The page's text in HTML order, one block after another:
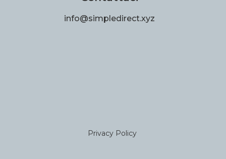
info@simpledirect.xyz
Privacy Policy